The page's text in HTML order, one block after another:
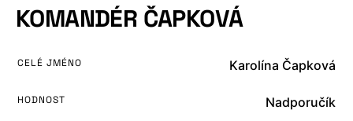
KOMANDÉR ČAPKOVÁ
CELÉ JMÉNO Karolína Čapková
HODNOST Nadporučík